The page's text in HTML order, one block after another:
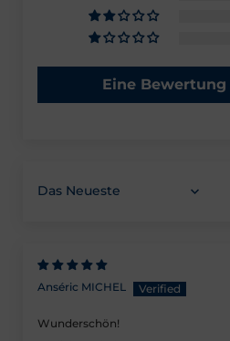
Eine
Sortieren nach
Anséric MICHEL
Wunderschön!